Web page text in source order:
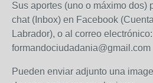
Sus aportes (uno o máximo dos)
chat (Inbox) en Facebook
Labrador), o al correo electrónico:
formandociudadania@gmail.com
Pueden enviar adjunto una